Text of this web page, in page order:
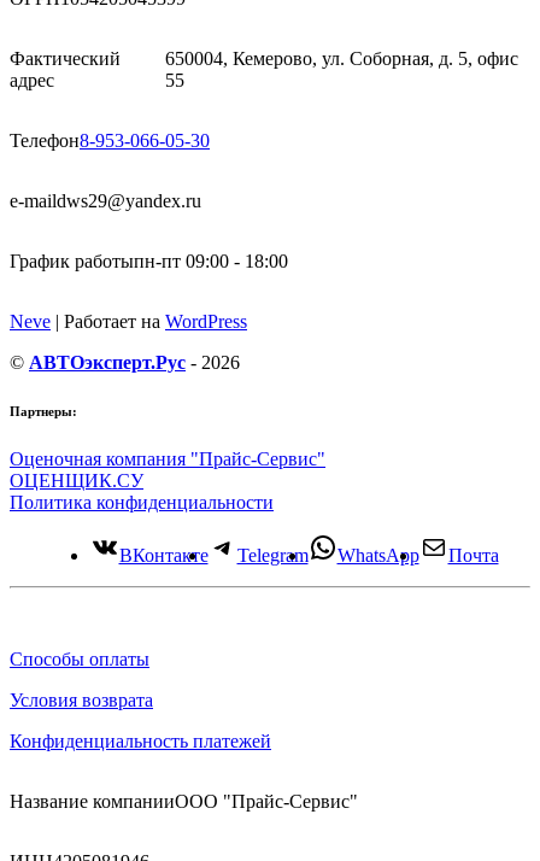
Фактический
адрес
650004, Кемерово, ул. Соборная, д. 5, офис
55
Телефон8-953-066-05-30
e-maildws29@yandex.ru
График работыпн-пт 09:00 - 18:00
Neve | Работает на WordPress
© АВТОэксперт.Рус - 2026
Партнеры:
Оценочная компания "Прайс-Сервис"
ОЦЕНЩИК.СУ
Политика конфиденциальности
ВКонтакте Telegram WhatsApp Почта
Способы оплаты
Условия возврата
Конфиденциальность платежей
Название компанииООО "Прайс-Сервис"